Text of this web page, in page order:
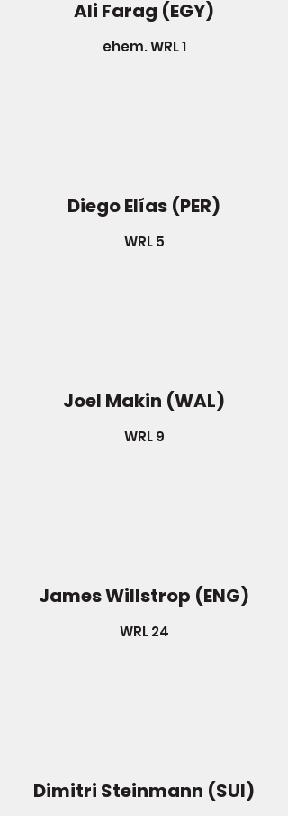
Ali Farag (EGY)
ehem. WRL 1
Diego Elías (PER)
WRL 5
Joel Makin (WAL)
WRL 9
James Willstrop (ENG)
WRL 24
Dimitri Steinmann (SUI)